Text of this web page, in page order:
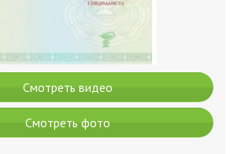
Смотреть видео
Смотреть фото